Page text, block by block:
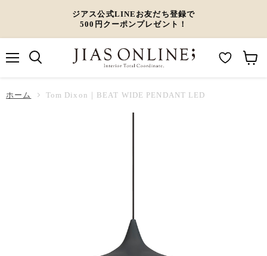
ジアス公式LINEお友だち登録で
500円クーポンプレゼント！
ー
ホーム Tom Dixon｜BEAT WIDE PENDANT LED